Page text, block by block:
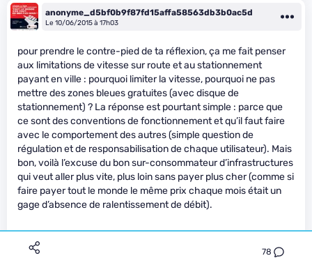
78
anonyme_d5bf0b9f87fd15affa58563db3b0ac5d
Le 10/06/2015 à 17h03
pour prendre le contre-pied de ta réflexion, ça me fait penser
aux limitations de vitesse sur route et au stationnement
payant en ville : pourquoi limiter la vitesse, pourquoi ne pas
mettre des zones bleues gratuites (avec disque de
stationnement) ? La réponse est pourtant simple : parce que
ce sont des conventions de fonctionnement et qu’il faut faire
avec le comportement des autres (simple question de
régulation et de responsabilisation de chaque utilisateur). Mais
bon, voilà l’excuse du bon sur-consommateur d’infrastructures
qui veut aller plus vite, plus loin sans payer plus cher (comme si
faire payer tout le monde le même prix chaque mois était un
gage d’absence de ralentissement de débit).
A part ça, je suis d’accord avec toi sur le fait que les opérateurs